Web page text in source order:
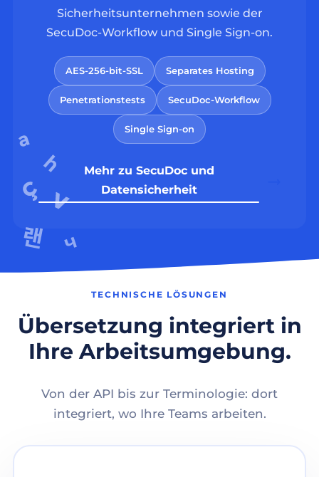
Sicherheitsunternehmen sowie der
SecuDoc-Workflow und Single Sign-on.
AES-256-bit-SSL Separates Hosting
Penetrationstests SecuDoc-Workflow
Single Sign-on
Mehr zu SecuDoc und
Datensicherheit
TECHNISCHE LÖSUNGEN
Übersetzung integriert in
Ihre Arbeitsumgebung.
Von der API bis zur Terminologie: dort
integriert, wo Ihre Teams arbeiten.